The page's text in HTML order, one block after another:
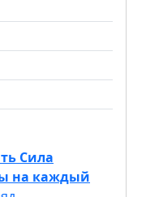
Сила
на каждый